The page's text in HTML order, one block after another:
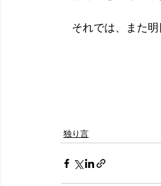
それでは、また明
独り言